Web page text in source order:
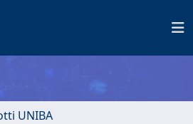
UNIBA